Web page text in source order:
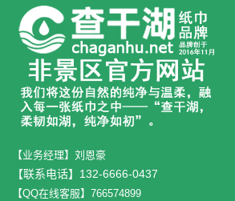
【业务经理】刘恩豪
【联系电话】132-6666-0437
【QQ在线客服】766574899